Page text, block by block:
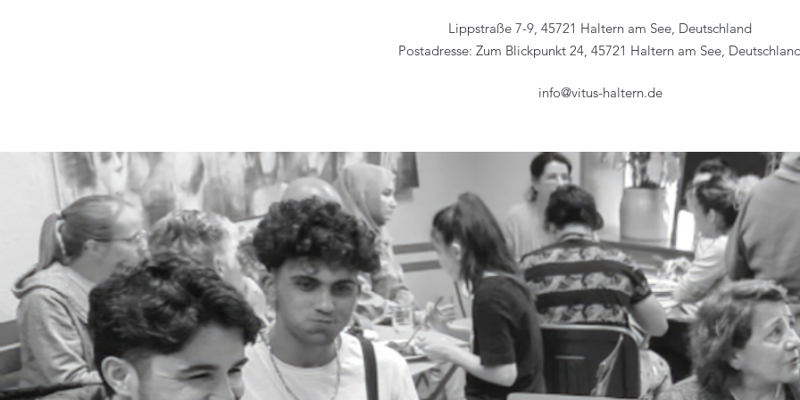
Lippstraße 7-9, 45721 Haltern am See, Deutschland
Postadresse: Zum Blickpunkt 24, 45721 Haltern am See,
info@vitus-haltern.de